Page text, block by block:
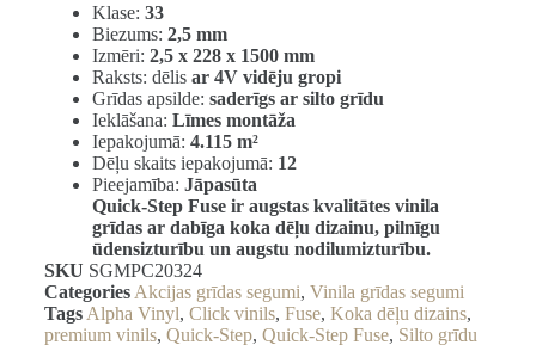
Klase: 33
Biezums: 2,5 mm
Izmēri: 2,5 x 228 x 1500 mm
Raksts: dēlis ar 4V vidēju gropi
Grīdas apsilde: saderīgs ar silto grīdu
Ieklāšana: Līmes montāža
Iepakojumā: 4.115 m²
Dēļu skaits iepakojumā: 12
Pieejamība: Jāpasūta
Quick-Step Fuse ir augstas kvalitātes vinila
grīdas ar dabīga koka dēļu dizainu, pilnīgu
ūdensizturību un augstu nodilumizturību.
SKU SGMPC20324
Categories Akcijas grīdas segumi, Vinila grīdas segumi
Tags Alpha Vinyl, Click vinils, Fuse, Koka dēļu dizains,
premium vinils, Quick-Step, Quick-Step Fuse, Silto grīdu